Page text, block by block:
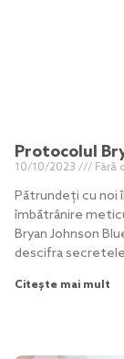
Protocolul
10/10/2023 Fără
Pătrundeți cu noi
îmbătrânire
Bryan Johnson
descifra
Citește mai mult